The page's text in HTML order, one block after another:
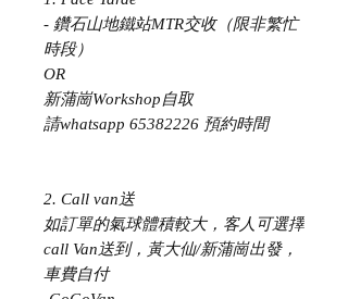
- 鑽石山地鐵站MTR交收（限非繁忙
時段）
OR
新蒲崗Workshop自取
請whatsapp 65382226 預約時間
2. Call van送
如訂單的氣球體積較大，客人可選擇
call Van送到，黃大仙/新蒲崗出發，
車費自付